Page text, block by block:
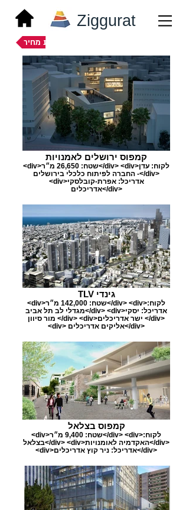
הצעת מחיר
Ziggurat
קמפוס ירושלים לאמנויות
<div>שטח: 26,650 מ״ר</div> <div>לקוח: עדן
- החברה לפיתוח כלכלי בירושלים</div>
<div>אדריכל: אפרת-קובלסקי
אדריכלים</div>
TLV גינדי
<div>שטח: 142,000 מ״ר</div> <div>לקוח:
מגדלי לב תל אביב</div> <div>אדריכל: יסקי
מור סיוון </div> <div>ישר אדריכלים </div>
<div> אליקים אדריכלים</div>
קמפוס בצלאל
<div>שטח: 9,400 מ״ר</div> <div>לקוח:
בצלאל</div> <div>האקדמיה לאומנויות</div>
<div>אדריכל: ניר קוץ אדריכלים</div>